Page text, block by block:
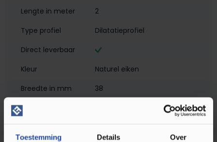
Toestemming Details Over
Lengte in meter
2
Type profiel
Dilatatieprofiel
Direct leverbaar
Kleur
Naturel eiken
Breedte in mm
38
Hoogte in mm